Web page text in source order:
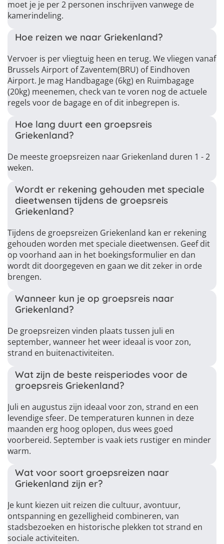
moet je je per 2 personen inschrijven vanwege de
kamerindeling.
Hoe reizen we naar Griekenland?
Vervoer is per vliegtuig heen en terug. We vliegen vanaf
Brussels Airport of Zaventem(BRU) of Eindhoven
Airport. Je mag Handbagage (6kg) en Ruimbagage
(20kg) meenemen, check van te voren nog de actuele
regels voor de bagage en of dit inbegrepen is.
Hoe lang duurt een groepsreis
Griekenland?
De meeste groepsreizen naar Griekenland duren 1 - 2
weken.
Wordt er rekening gehouden met speciale
dieetwensen tijdens de groepsreis
Griekenland?
Tijdens de groepsreizen Griekenland kan er rekening
gehouden worden met speciale dieetwensen. Geef dit
op voorhand aan in het boekingsformulier en dan
wordt dit doorgegeven en gaan we dit zeker in orde
brengen.
Wanneer kun je op groepsreis naar
Griekenland?
De groepsreizen vinden plaats tussen juli en
september, wanneer het weer ideaal is voor zon,
strand en buitenactiviteiten.
Wat zijn de beste reisperiodes voor de
groepsreis Griekenland?
Juli en augustus zijn ideaal voor zon, strand en een
levendige sfeer. De temperaturen kunnen in deze
maanden erg hoog oplopen, dus wees goed
voorbereid. September is vaak iets rustiger en minder
warm.
Wat voor soort groepsreizen naar
Griekenland zijn er?
Je kunt kiezen uit reizen die cultuur, avontuur,
ontspanning en gezelligheid combineren, van
stadsbezoeken en historische plekken tot strand en
sociale activiteiten.